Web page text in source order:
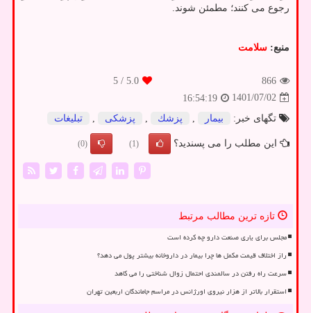
رجوع می کنند؛ مطمئن شوند.
منبع: سلامت
866
5.0
/ 5
1401/07/02
16:54:19
تگهای خبر:
بیمار پزشك پزشكی تبلیغات
این مطلب را می پسندید؟ (1)
(0)
تازه ترین مطالب مرتبط
مجلس برای یاری صنعت دارو چه کرده است
راز اختلاف قیمت مکمل ها چرا بیمار در داروخانه بیشتر پول می دهد؟
سرعت راه رفتن در سالمندی احتمال زوال شناختی را می کاهد
استقرار بالاتر از هزار نیروی اورژانس در مراسم جاماندگان اربعین تهران